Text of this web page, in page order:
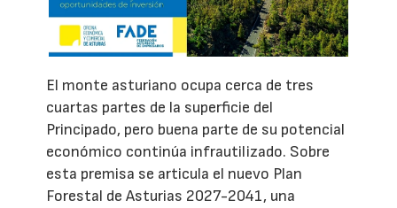
El monte asturiano ocupa cerca de tres
cuartas partes de la superficie del
Principado, pero buena parte de su potencial
económico continúa infrautilizado. Sobre
esta premisa se articula el nuevo Plan
Forestal de Asturias 2027-2041, una